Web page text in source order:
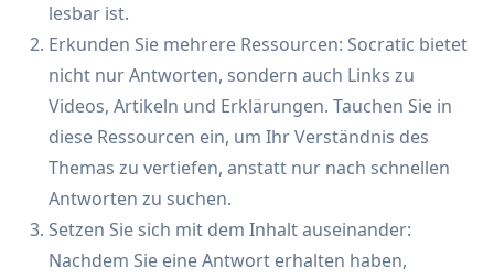
lesbar ist.
Erkunden Sie mehrere Ressourcen: Socratic bietet
nicht nur Antworten, sondern auch Links zu
Videos, Artikeln und Erklärungen. Tauchen Sie in
diese Ressourcen ein, um Ihr Verständnis des
Themas zu vertiefen, anstatt nur nach schnellen
Antworten zu suchen.
Setzen Sie sich mit dem Inhalt auseinander:
Nachdem Sie eine Antwort erhalten haben,